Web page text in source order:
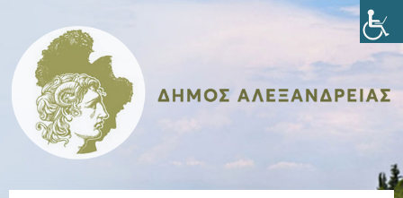
content
sidebar
sidebar
footer